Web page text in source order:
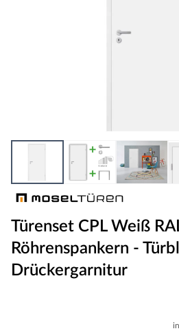
Türenset CPL Weiß
Röhrenspankern -
Drückergarnitur